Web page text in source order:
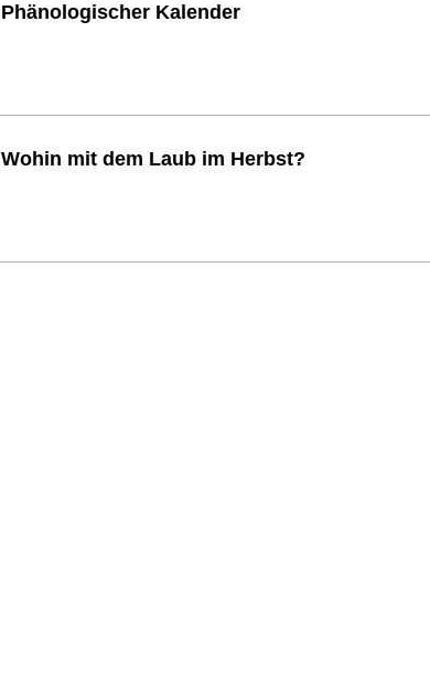
Phänologischer Kalender
Wohin mit dem Laub im Herbst?